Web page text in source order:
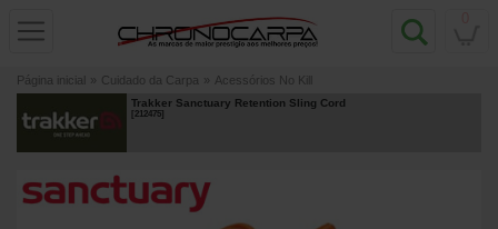
Página inicial » Cuidado da Carpa » Acessórios No Kill
Trakker Sanctuary Retention Sling Cord
[212475]